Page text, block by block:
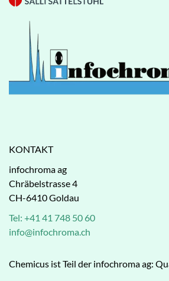
KONTAKT
infochroma ag
Chräbelstrasse 4
CH-6410 Goldau
Tel: +41 41 748 50 60
info@infochroma.ch
Chemicus ist Teil der infochroma ag: